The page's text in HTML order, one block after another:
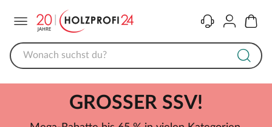
KontaktKonto
GROSSER SSV!